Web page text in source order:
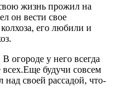
жизнь прожил на
он вести свое
его любили и
огороде у него всегда
будучи совсем
над своей рассадой, что-